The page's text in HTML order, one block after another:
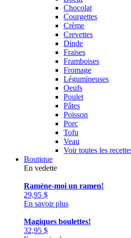
Chocolat
Courgettes
Crème
Crevettes
Dinde
Fraises
Framboises
Fromage
Légumineuses
Oeufs
Poulet
Pâtes
Poisson
Porc
Tofu
Veau
Voir toutes les
Boutique
En vedette
Ramène-moi un ramen!
29,95 $
En savoir plus
Magiques boulettes!
32,95 $